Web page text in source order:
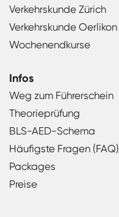
Verkehrskunde Zürich
Verkehrskunde Oerlikon
Wochenendkurse
Infos
Weg zum Führerschein
Theorieprüfung
BLS-AED-Schema
Häufigste Fragen (FAQ)
Packages
Preise